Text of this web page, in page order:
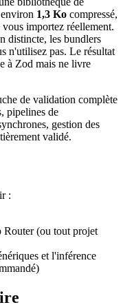
1,3 Ko compressé,
importez réellement.
distincte, les bundlers
n'utilisez pas. Le résultat
à Zod mais ne livre
de validation complète
pipelines de
gestion des
validé.
:
(ou tout projet
et l'inférence